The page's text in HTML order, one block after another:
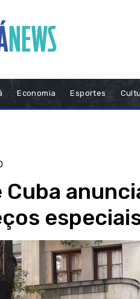
Economia Esportes
Cuba